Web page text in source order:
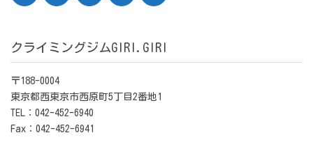
クライミングジムGIRI.GIRI
〒188-0004
東京都西東京市西原町5丁目2番地1
TEL：042-452-6940
Fax：042-452-6941